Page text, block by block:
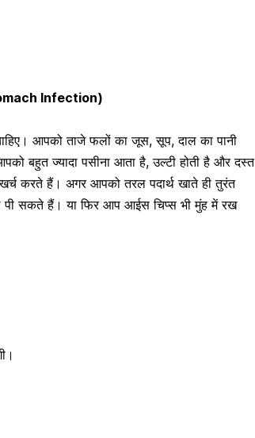
Infection)
आपको ताजे फलों का जूस,सूप, दाल का पानी
बहुत ज्यादा पसीना आता है, उल्टी होती है और दस्त
करते हैं। अगर आपको तरल पदार्थ खाते ही तुरंत
पी सकते हैं। या फिर आप आईस चिप्स भी मुंह में रख